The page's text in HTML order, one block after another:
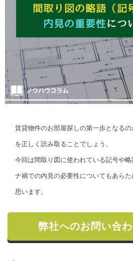
賃貸物件のお部屋探しの第一歩となる
を正しく読み取ることでしょう。
今回は間取り図に使われている記号や
ナ禍での内見の必要性についてもあら
思います。
弊社へのお問い合